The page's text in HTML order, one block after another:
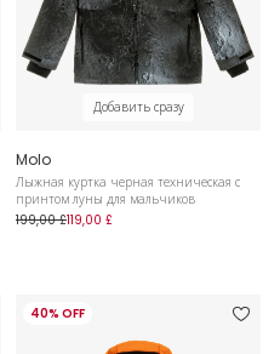
Добавить сразу
Molo
Лыжная куртка черная техническая с
принтом луны для мальчиков
199,00 £119,00 £
40% OFF